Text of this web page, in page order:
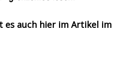
es auch hier im Artikel im